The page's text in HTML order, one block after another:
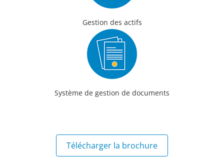
Gestion des actifs
Système de gestion de documents
Télécharger la brochure